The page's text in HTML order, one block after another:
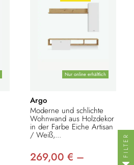
Nur online erhältlich
Argo
Moderne und schlichte
Wohnwand aus Holzdekor
in der Farbe Eiche Artisan
/ Weiß,...
269,00 € – FILTER